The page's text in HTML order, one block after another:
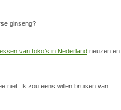
ginseng?
van toko’s in Nederland neuzen en
niet. Ik zou eens willen bruisen van